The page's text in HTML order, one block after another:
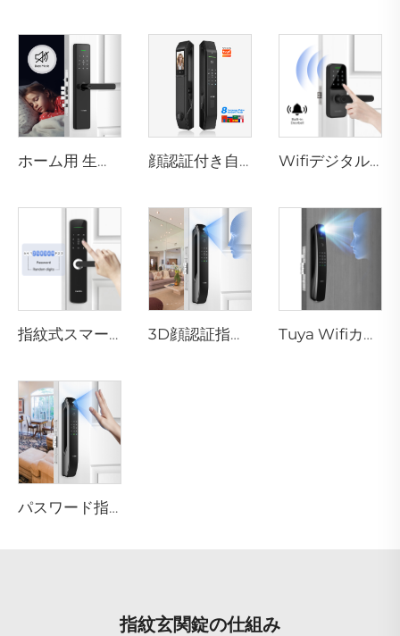
ホーム用 生体認証指紋ドアロックハンドル Tuya T15 顔認証付き自動スマート指紋ドアロック D7pro Wifiデジタル指紋パスワード対応Bluetoothドアハンドル Tenon K8
指紋式スマートロック レバーハンドル・リムピン・カード付き テノンE3 3D顔認証指紋認識住宅用ドアロック Tenon A6 Pro Tuya Wifiカメラ付き自動ID顔認証指紋スマートロック Tenon A9 Pro
パスワード指紋生体認証機能付きスマートハウスロック Tenon A6 Pro
指紋玄関錠の仕組み